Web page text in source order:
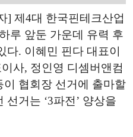
] 제4대 한국핀테크산업
루 앞둔 가운데 유력 후
다. 이혜민 핀다 대표이
사, 정인영 디셈버앤컴
협회장 선거에 출마할
거는 ‘3파전’ 양상을